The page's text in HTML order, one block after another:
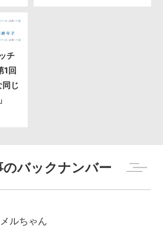
チ
1回
同じ
のバックナンバー
ルちゃん